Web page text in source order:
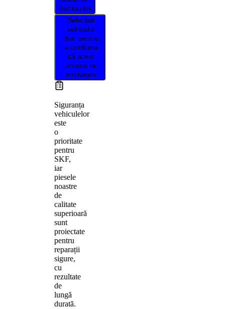
distribuitor
Selectați
vehiculul
dvs. pentru
a confirma
că acest
produs se
potrivește
Siguranța
vehiculelor
este
o
prioritate
pentru
SKF,
iar
piesele
noastre
de
calitate
superioară
sunt
proiectate
pentru
reparații
sigure,
cu
rezultate
de
lungă
durată.